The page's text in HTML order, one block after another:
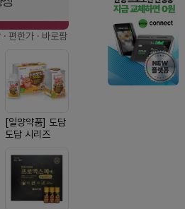
· 편한가 · 바로팜
[일양약품] 도담
도담 시리즈